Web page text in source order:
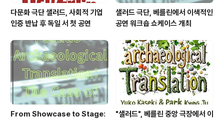
다문화 극단 샐러드, 사회적 기업
인증 반납 후 독일 서 첫 공연
샐러드 극단, 베를린에서 이색적인
공연 워크숍 쇼케이스 개최
From Showcase to Stage:
"샐러드", 베를린 중앙 극장에서 이